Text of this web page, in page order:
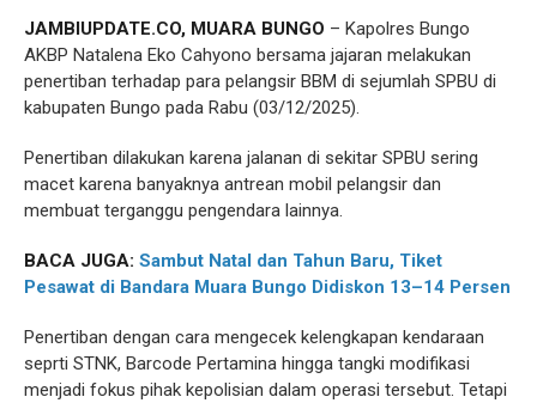
JAMBIUPDATE.CO, MUARA BUNGO – Kapolres Bungo
AKBP Natalena Eko Cahyono bersama jajaran melakukan
penertiban terhadap para pelangsir BBM di sejumlah SPBU di
kabupaten Bungo pada Rabu (03/12/2025).
Penertiban dilakukan karena jalanan di sekitar SPBU sering
macet karena banyaknya antrean mobil pelangsir dan
membuat terganggu pengendara lainnya.
BACA JUGA: Sambut Natal dan Tahun Baru, Tiket
Pesawat di Bandara Muara Bungo Didiskon 13–14 Persen
Penertiban dengan cara mengecek kelengkapan kendaraan
seprti STNK, Barcode Pertamina hingga tangki modifikasi
menjadi fokus pihak kepolisian dalam operasi tersebut. Tetapi